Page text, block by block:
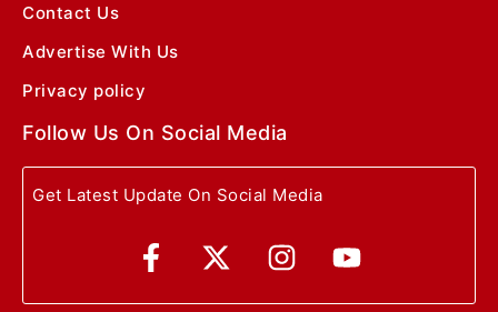
Contact Us
Advertise With Us
Privacy policy
Follow Us On Social Media
Get Latest Update On Social Media